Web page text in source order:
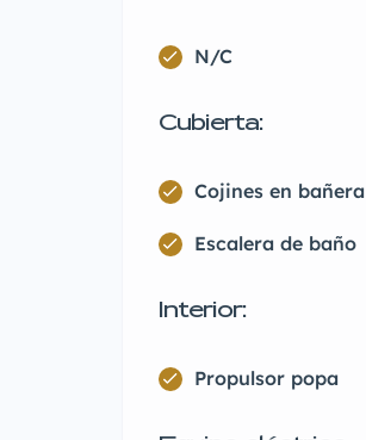
N/C
Cubierta:
Cojines en bañera
Escalera de baño
Interior:
Propulsor popa